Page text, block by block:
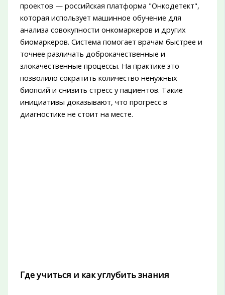
проектов — российская платформа "Онкодетект",
которая использует машинное обучение для
анализа совокупности онкомаркеров и других
биомаркеров. Система помогает врачам быстрее и
точнее различать доброкачественные и
злокачественные процессы. На практике это
позволило сократить количество ненужных
биопсий и снизить стресс у пациентов. Такие
инициативы доказывают, что прогресс в
диагностике не стоит на месте.
Где учиться и как углубить знания